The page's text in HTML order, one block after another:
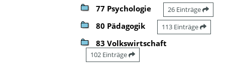
77 Psychologie 26 Einträge
80 Pädagogik 113 Einträge
83 Volkswirtschaft
102 Einträge